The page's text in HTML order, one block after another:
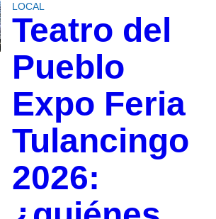
LOCAL
Teatro del
Pueblo
Expo Feria
Tulancingo
2026: